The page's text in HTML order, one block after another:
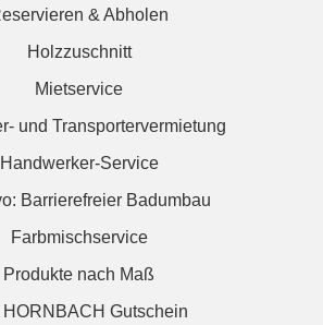
& Abholen
Holzzuschnitt
Mietservice
und Transportervermietung
Handwerker-Service
Barrierefreier Badumbau
Farbmischservice
Produkte nach Maß
HORNBACH Gutschein